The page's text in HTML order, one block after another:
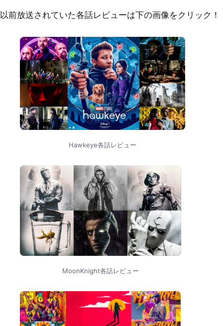
以前放送されていた各話レビューは下の画像をクリック！
Hawkeye各話レビュー
MoonKnight各話レビュー